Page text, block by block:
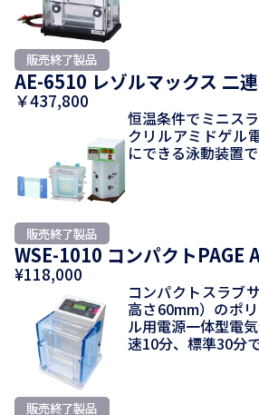
AE-6510 レゾルマックス 二
￥437,800
恒温条件でミニス
クリルアミドゲル
にできる泳動装置で
WSE-1010 コンパクトPAGE
¥118,000
コンパクトスラブ
高さ60mm）のポ
ル用電源一体型電
速10分、標準30分